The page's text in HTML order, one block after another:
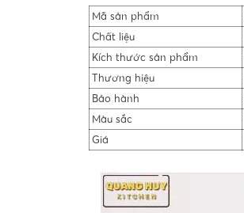
Mã sản phẩm
Chất liệu
Kích thước sản phẩm
Thương hiệu
Bảo hành
Màu sắc
Giá